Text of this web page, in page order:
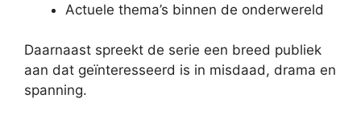
Actuele thema’s binnen de onderwereld
Daarnaast spreekt de serie een breed publiek
aan dat geïnteresseerd is in misdaad, drama en
spanning.